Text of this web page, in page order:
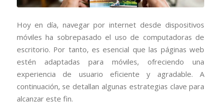
Hoy en día, navegar por internet desde dispositivos
móviles ha sobrepasado el uso de computadoras de
escritorio. Por tanto, es esencial que las páginas web
estén adaptadas para móviles, ofreciendo una
experiencia de usuario eficiente y agradable. A
continuación, se detallan algunas estrategias clave para
alcanzar este fin.